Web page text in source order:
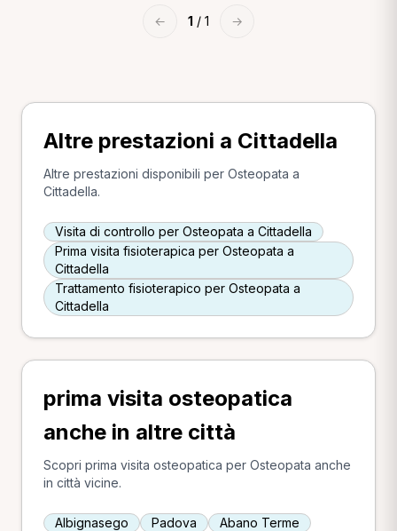
← 1 / 1 →
Altre prestazioni a Cittadella
Altre prestazioni disponibili per Osteopata a
Cittadella.
Visita di controllo per Osteopata a Cittadella
Prima visita fisioterapica per Osteopata a
Cittadella
Trattamento fisioterapico per Osteopata a
Cittadella
prima visita osteopatica
anche in altre città
Scopri prima visita osteopatica per Osteopata anche
in città vicine.
Albignasego Padova Abano Terme